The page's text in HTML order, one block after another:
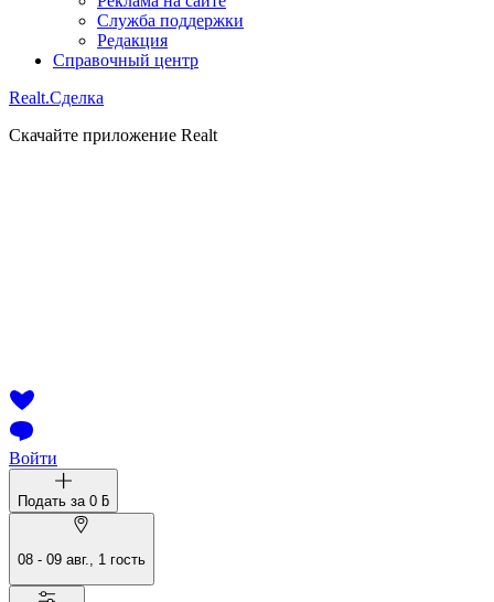
Служба поддержки
Редакция
Справочный центр
Realt.Сделка
Скачайте приложение Realt
Войти
Подать за 0 ƃ
08 - 09 авг. 1 гость